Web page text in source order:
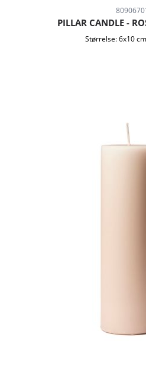
PILLAR CANDLE -
Størrelse: 6x10 cm